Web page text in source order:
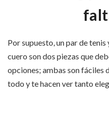
Por supuesto, un par de
cuero son dos piezas que
opciones; ambas son fáciles
todo y te hacen ver tanto